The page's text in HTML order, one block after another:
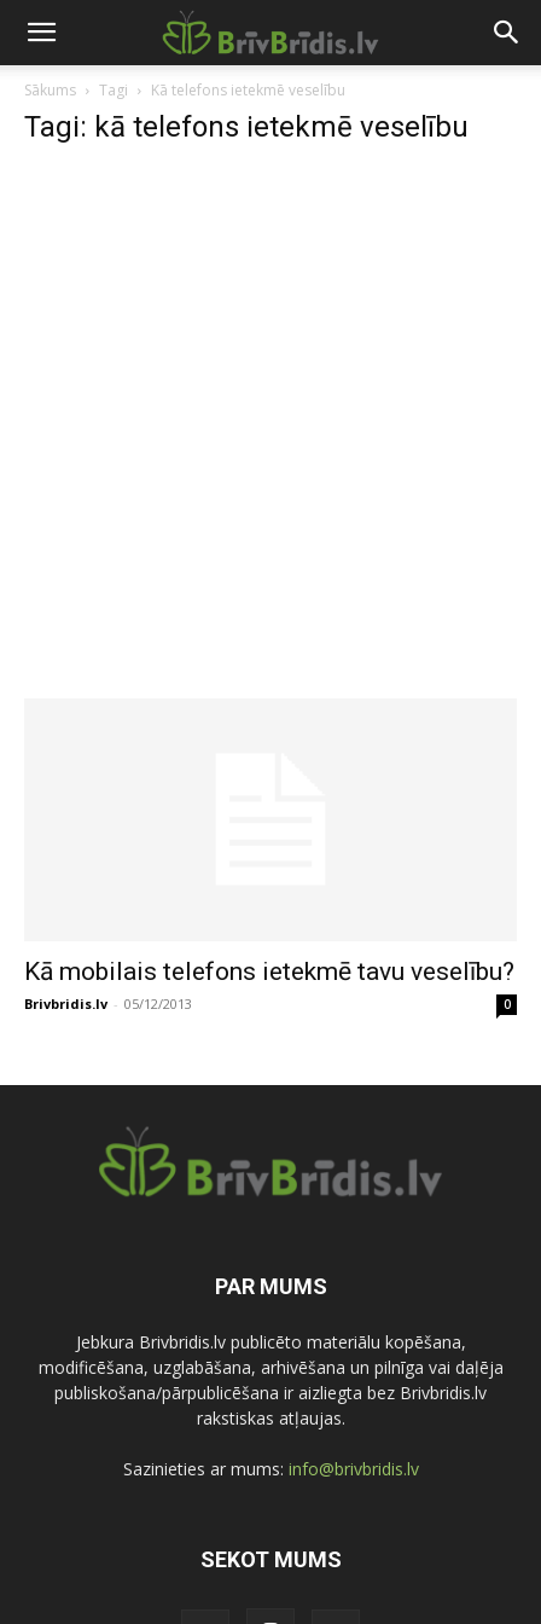
Sākums Tagi Kā telefons ietekmē veselību
Tagi: kā telefons ietekmē veselību
Kā mobilais telefons ietekmē tavu veselību?
Brivbridis.lv - 05/12/2013 0
PAR MUMS
Jebkura Brivbridis.lv publicēto materiālu kopēšana,
modificēšana, uzglabāšana, arhivēšana un pilnīga vai daļēja
publiskošana/pārpublicēšana ir aizliegta bez Brivbridis.lv
rakstiskas atļaujas.
Sazinieties ar mums: info@brivbridis.lv
SEKOT MUMS